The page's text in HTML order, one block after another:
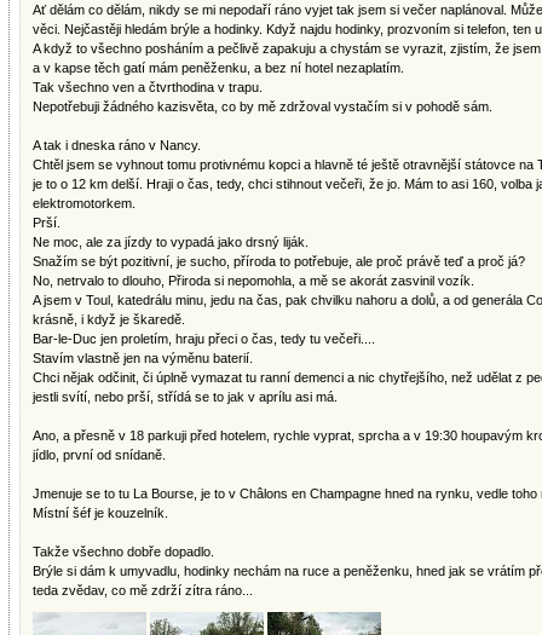
Ať dělám co dělám, nikdy se mi nepodaří ráno vyjet tak jsem si večer naplánoval.
věci. Nejčastěji hledám brýle a hodinky. Když najdu hodinky, prozvoním si telefon, ten
A když to všechno posháním a pečlivě zapakuju a chystám se vyrazit, zjistím, že
a v kapse těch gatí mám peněženku, a bez ní hotel nezaplatím.
Tak všechno ven a čtvrthodina v trapu.
Nepotřebuji žádného kazisvěta, co by mě zdržoval vystačím si v pohodě sám.
A tak i dneska ráno v Nancy.
Chtěl jsem se vyhnout tomu protivnému kopci a hlavně té ještě otravnější státovce na
je to o 12 km delší. Hraji o čas, tedy, chci stihnout večeři, že jo. Mám to asi 160, volba
elektromotorkem.
Prší.
Ne moc, ale za jízdy to vypadá jako drsný liják.
Snažím se být pozitivní, je sucho, příroda to potřebuje, ale proč právě teď a proč já?
No, netrvalo to dlouho, Přiroda si nepomohla, a mě se akorát zasvinil vozík.
A jsem v Toul, katedrálu minu, jedu na čas, pak chvilku nahoru a dolů, a od generála
krásně, i když je škaredě.
Bar-le-Duc jen proletím, hraju přeci o čas, tedy tu večeři....
Stavím vlastně jen na výměnu baterií.
Chci nějak odčinit, či úplně vymazat tu ranní demenci a nic chytřejšího, než udělat z
jestli svítí, nebo prší, střídá se to jak v aprílu asi má.
Ano, a přesně v 18 parkuji před hotelem, rychle vyprat, sprcha a v 19:30 houpavým
jídlo, první od snídaně.
Jmenuje se to tu La Bourse, je to v Châlons en Champagne hned na rynku, vedle toho
Místní šéf je kouzelník.
Takže všechno dobře dopadlo.
Brýle si dám k umyvadlu, hodinky nechám na ruce a peněženku, hned jak se vrátím
teda zvědav, co mě zdrží zítra ráno...